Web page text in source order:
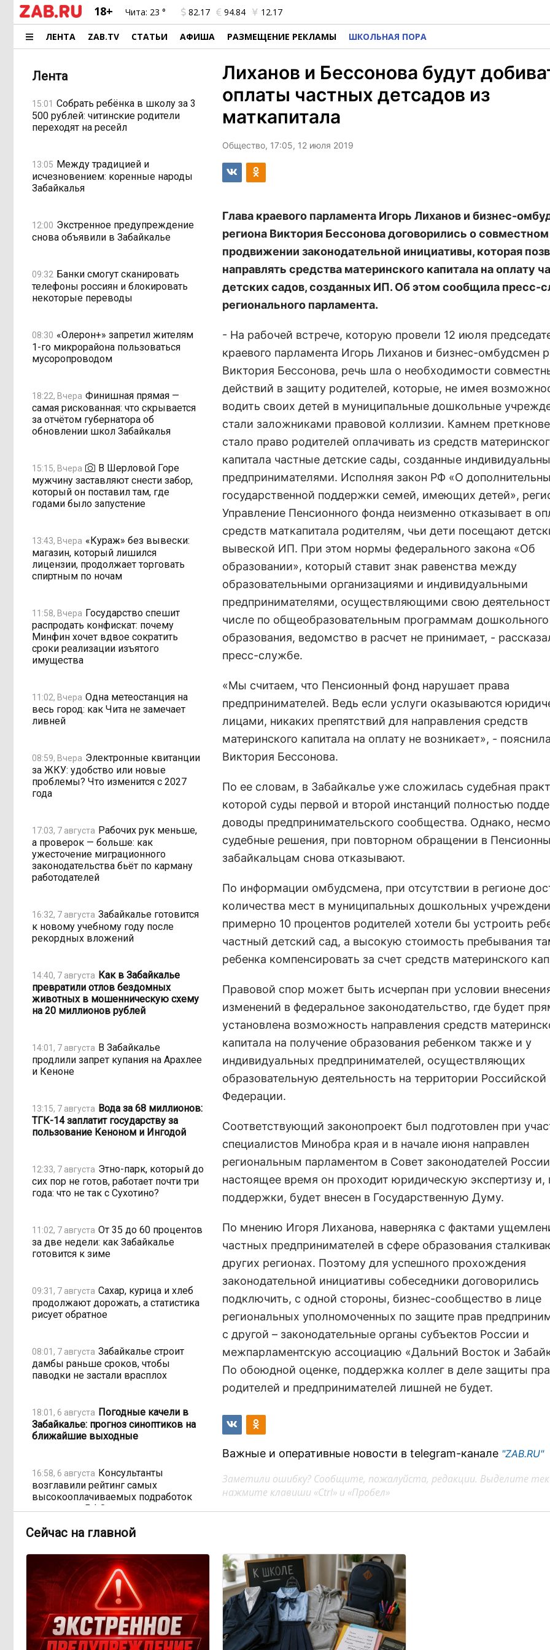
18+ Чита: 23 ° 82.17 94.84 12.17
ЛЕНТА ZAB.TV СТАТЬИ АФИША РАЗМЕЩЕНИЕ РЕКЛАМЫ ШКОЛЬНАЯ ПОРА
Лента
15:01 Собрать ребёнка в школу за 3
500 рублей: читинские родители
переходят на ресейл
13:05 Между традицией и
исчезновением: коренные народы
Забайкалья
12:00 Экстренное предупреждение
снова объявили в Забайкалье
09:32 Банки смогут сканировать
телефоны россиян и блокировать
некоторые переводы
08:30 «Олерон+» запретил жителям
1-го микрорайона пользоваться
мусоропроводом
18:22, Вчера Финишная прямая —
самая рискованная: что скрывается
за отчётом губернатора об
обновлении школ Забайкалья
15:15, Вчера
В Шерловой Горе
мужчину заставляют снести забор,
который он поставил там, где
годами было запустение
13:43, Вчера «Кураж» без вывески:
магазин, который лишился
лицензии, продолжает торговать
спиртным по ночам
11:58, Вчера Государство спешит
распродать конфискат: почему
Минфин хочет вдвое сократить
сроки реализации изъятого
имущества
11:02, Вчера Одна метеостанция на
весь город: как Чита не замечает
ливней
08:59, Вчера Электронные квитанции
за ЖКУ: удобство или новые
проблемы? Что изменится с 2027
года
17:03, 7 августа Рабочих рук меньше,
а проверок — больше: как
ужесточение миграционного
законодательства бьёт по карману
работодателей
16:32, 7 августа Забайкалье готовится
к новому учебному году после
рекордных вложений
14:40, 7 августа Как в Забайкалье
превратили отлов бездомных
животных в мошенническую схему
на 20 миллионов рублей
14:01, 7 августа В Забайкалье
продлили запрет купания на Арахлее
и Кеноне
13:15, 7 августа Вода за 68 миллионов:
ТГК-14 заплатит государству за
пользование Кеноном и Ингодой
12:33, 7 августа Этно-парк, который до
сих пор не готов, работает почти три
года: что не так с Сухотино?
11:02, 7 августа От 35 до 60 процентов
за две недели: как Забайкалье
готовится к зиме
09:31, 7 августа Сахар, курица и хлеб
продолжают дорожать, а статистика
рисует обратное
08:01, 7 августа Забайкалье строит
дамбы раньше сроков, чтобы
паводки не застали врасплох
18:01, 6 августа Погодные качели в
Забайкалье: прогноз синоптиков на
ближайшие выходные
16:58, 6 августа Консультанты
возглавили рейтинг самых
высокооплачиваемых подработок
за смену в ДФО
жители подтопленного Угдана
просят технику, пока чиновники
разводят руками
13:44, 6 августа Правительство РФ
легализует топливо стандарта
«Евро-2»
Лиханов и Бессонова будут
оплаты частных детсадов из
маткапитала
Общество, 17:05, 12 июля 2019
Глава краевого парламента Игорь Лиханов и бизнес-
региона Виктория Бессонова договорились о совместном
продвижении законодательной инициативы, которая
направлять средства материнского капитала на оплату
детских садов, созданных ИП. Об этом сообщила пресс-
регионального парламента.
- На рабочей встрече, которую провели 12 июля
краевого парламента Игорь Лиханов и бизнес-омбудсмен
Виктория Бессонова, речь шла о необходимости
действий в защиту родителей, которые, не имея
водить своих детей в муниципальные дошкольные
стали заложниками правовой коллизии. Камнем
стало право родителей оплачивать из средств
капитала частные детские сады, созданные
предпринимателями. Исполняя закон РФ «О
государственной поддержки семей, имеющих детей»,
Управление Пенсионного фонда неизменно отказывает в
средств маткапитала родителям, чьи дети посещают
вывеской ИП. При этом нормы федерального закона «Об
образовании», который ставит знак равенства между
образовательными организациями и индивидуальными
предпринимателями, осуществляющими свою
числе по общеобразовательным программам дошкольного
образования, ведомство в расчет не принимает, -
пресс-службе.
«Мы считаем, что Пенсионный фонд нарушает права
предпринимателей. Ведь если услуги оказываются
лицами, никаких препятствий для направления средств
материнского капитала на оплату не возникает», -
Виктория Бессонова.
По ее словам, в Забайкалье уже сложилась судебная
которой суды первой и второй инстанций полностью
доводы предпринимательского сообщества. Однако,
судебные решения, при повторном обращении в
забайкальцам снова отказывают.
По информации омбудсмена, при отсутствии в регионе
количества мест в муниципальных дошкольных
примерно 10 процентов родителей хотели бы устроить
частный детский сад, а высокую стоимость пребывания
ребенка компенсировать за счет средств материнского
Правовой спор может быть исчерпан при условии
изменений в федеральное законодательство, где будет
установлена возможность направления средств
капитала на получение образования ребенком также и у
индивидуальных предпринимателей, осуществляющих
образовательную деятельность на территории Российской
Федерации.
Соответствующий законопроект был подготовлен при
специалистов Минобра края и в начале июня направлен
региональным парламентом в Совет законодателей
настоящее время он проходит юридическую экспертизу и,
поддержки, будет внесен в Государственную Думу.
По мнению Игоря Лиханова, наверняка с фактами
частных предпринимателей в сфере образования
других регионах. Поэтому для успешного прохождения
законодательной инициативы собеседники договорились
подключить, с одной стороны, бизнес-сообщество в лице
региональных уполномоченных по защите прав
с другой – законодательные органы субъектов России и
межпарламентскую ассоциацию «Дальний Восток и
По обоюдной оценке, поддержка коллег в деле защиты
родителей и предпринимателей лишней не будет.
Важные и оперативные новости в telegram-канале "ZAB.RU"
Заметили ошибку? Сообщите, пожалуйста, редакции. Выделите
нажмите клавиши «Ctrl» и «Пробел»
Сейчас на главной